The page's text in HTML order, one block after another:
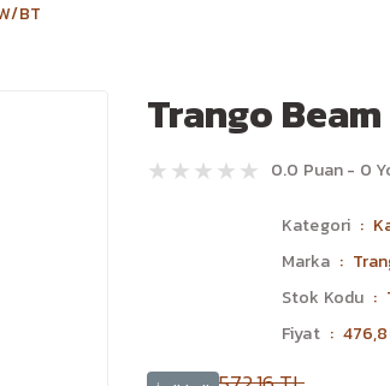
BT
Trango
0.0 Puan - 0
Kategori
Marka
Stok Kodu
Fiyat